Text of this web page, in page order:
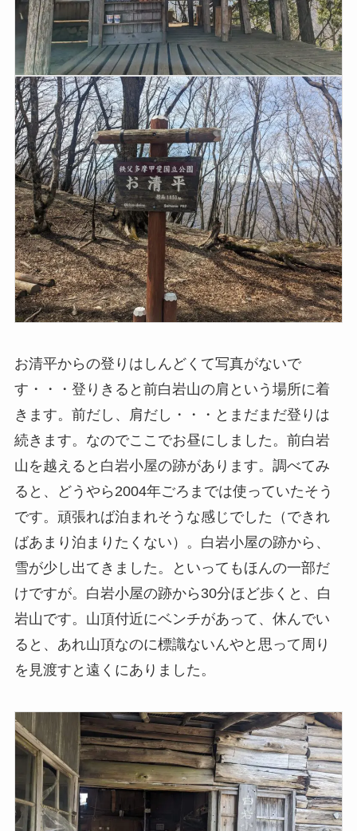
お清平からの登りはしんどくて写真がないで
す・・・登りきると前白岩山の肩という場所に着
きます。前だし、肩だし・・・とまだまだ登りは
続きます。なのでここでお昼にしました。前白岩
山を越えると白岩小屋の跡があります。調べてみ
ると、どうやら2004年ごろまでは使っていたそう
です。頑張れば泊まれそうな感じでした（できれ
ばあまり泊まりたくない）。白岩小屋の跡から、
雪が少し出てきました。といってもほんの一部だ
けですが。白岩小屋の跡から30分ほど歩くと、白
岩山です。山頂付近にベンチがあって、休んでい
ると、あれ山頂なのに標識ないんやと思って周り
を見渡すと遠くにありました。